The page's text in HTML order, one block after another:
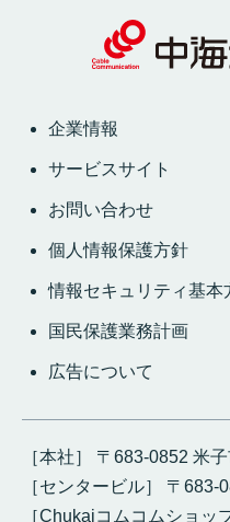
企業情報
サービスサイト
お問い合わせ
個人情報保護方針
情報セキュリティ基本
国民保護業務計画
広告について
［本社］ 〒683-0852 米
［センタービル］ 〒
［Chukaiコムコムショッ